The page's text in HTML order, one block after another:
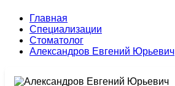
Главная
Специализации
Стоматолог
Александров Евгений Юрьевич